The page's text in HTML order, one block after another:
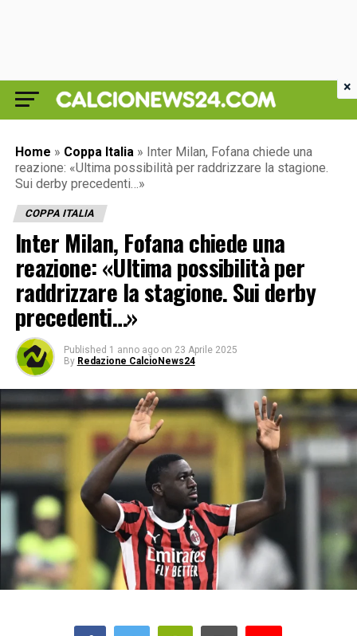
Home » Coppa Italia » Inter Milan, Fofana chiede una
reazione: «Ultima possibilità per raddrizzare la stagione.
Sui derby precedenti…»
COPPA ITALIA
Inter Milan, Fofana chiede una
reazione: «Ultima possibilità per
raddrizzare la stagione. Sui derby
precedenti…»
Published 1 anno ago on 23 Aprile 2025
By Redazione CalcioNews24
×